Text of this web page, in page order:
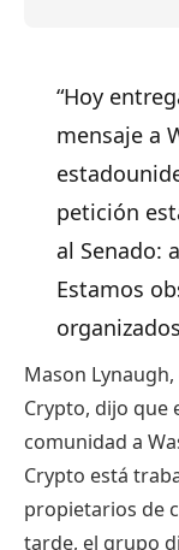
“Hoy
mensaje a
petición
al Senado:
Estamos
Mason
Crypto, dijo que
comunidad a
Crypto está
propietarios de
tarde, el grupo